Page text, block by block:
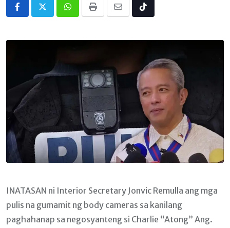
Whatsapp
Print
Share
Email
Tiktok
INATASAN ni Interior Secretary Jonvic Remulla ang mga
pulis na gumamit ng body cameras sa kanilang
paghahanap sa negosyanteng si Charlie “Atong” Ang.